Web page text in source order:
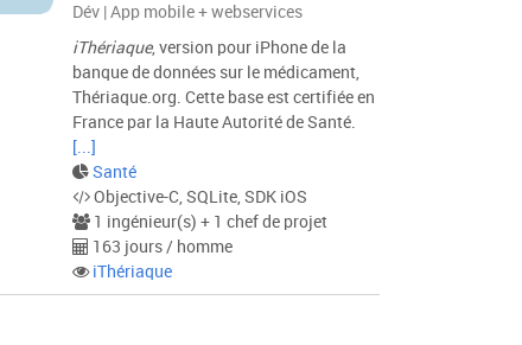
Dév | App mobile + webservices
iThériaque, version pour iPhone de la
banque de données sur le médicament,
Thériaque.org. Cette base est certifiée en
France par la Haute Autorité de Santé.
[...]
Santé
Objective-C, SQLite, SDK iOS
1 ingénieur(s) + 1 chef de projet
163 jours / homme
iThériaque